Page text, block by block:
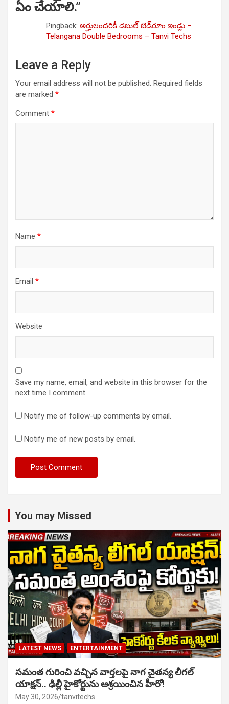
ఏం చేయాలి.”
Pingback: అర్హులందరికీ డబుల్ బెడ్‌రూం ఇండ్లు –
Telangana Double Bedrooms – Tanvi Techs
Leave a Reply
Your email address will not be published. Required fields
are marked *
Comment *
Name *
Email *
Website
Save my name, email, and website in this browser for the
next time I comment.
Notify me of follow-up comments by email.
Notify me of new posts by email.
You may Missed
LATEST NEWS ENTERTAINMENT
సమంత గురించి వచ్చిన వార్తలపై నాగ చైతన్య లీగల్
యాక్షన్.. ఢిల్లీ హైకోర్టును ఆశ్రయించిన హీరో!
May 30, 2026 tanvitechs